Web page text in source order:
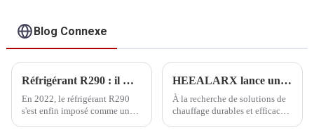
l'eau chaude
sanitaire
Blog Connexe
Réfrigérant R290 : il marque son point culminant
En 2022, le réfrigérant R290
s'est enfin imposé comme un
HEEALARX lance une pompe à chaleur à eau chaude innovante R290 tout-en-un
À la recherche de solutions de
chauffage durables et efficaces,